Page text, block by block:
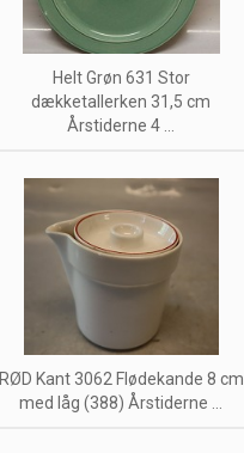
Helt Grøn 631 Stor
dækketallerken 31,5 cm
Årstiderne 4 ...
RØD Kant 3062 Flødekande 8 cm
med låg (388) Årstiderne ...